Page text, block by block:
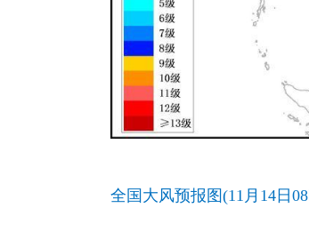
全国大风预报图(11月14日